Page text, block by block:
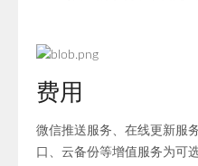
费用
微信推送服务、在线更新服
口、云备份等增值服务为可